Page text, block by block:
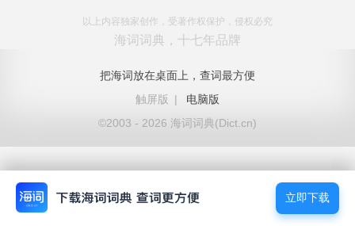
以上内容独家创作，受著作权保护，侵权必究
海词词典，十七年品牌
把海词放在桌面上，查词最方便
触屏版
|
电脑版
©2003 - 2026 海词词典(Dict.cn)
立即下载
立即下载